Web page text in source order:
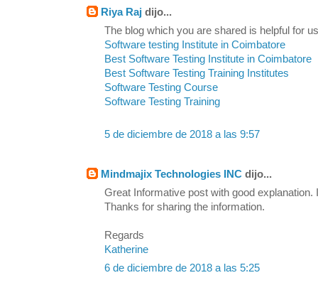
Riya Raj dijo...
The blog which you are shared is helpful for
Software testing Institute in Coimbatore
Best Software Testing Institute in Coimbatore
Best Software Testing Training Institutes
Software Testing Course
Software Testing Training
5 de diciembre de 2018 a las 9:57
Mindmajix Technologies INC dijo...
Great Informative post with good explanation.
Thanks for sharing the information.
Regards
Katherine
6 de diciembre de 2018 a las 5:25